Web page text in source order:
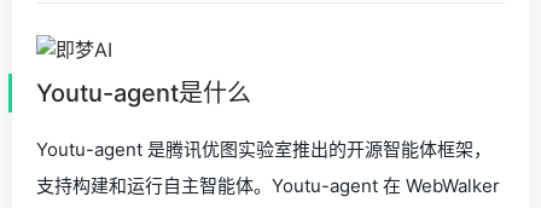
Youtu-agent是什么
Youtu-agent 是腾讯优图实验室推出的开源智能体框架，
支持构建和运行自主智能体。Youtu-agent 在 WebWalker